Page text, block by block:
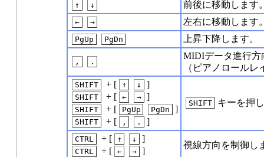
↑ ↓ 前後に移動します
← → 左右に移動します
PgUp PgDn 上昇下降します。
, .
MIDIデータ進行方
（ピアノロール
SHIFT + [ ↑ ↓ ]
SHIFT + [ ← → ]
SHIFT + [ PgUp PgDn ]
SHIFT + [ , . ]
SHIFT キーを押
CTRL + [ ↑ ↓ ]
CTRL + [ ← → ]
視線方向を制御し